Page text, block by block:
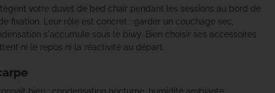
votre duvet de bed chair pendant les sessions au bord de
fixation. Leur rôle est concret : garder un couchage sec,
s'accumule sous le biwy. Bien choisir ses accessoires
ni le repos ni la réactivité au départ.
bien : condensation nocturne, humidité ambiante,